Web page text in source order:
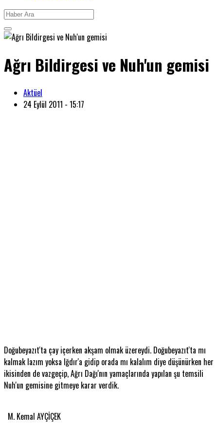
Ağrı Bildirgesi ve Nuh'un gemisi
Aktüel
24 Eylül 2011 - 15:17
Doğubeyazıt'ta çay içerken akşam olmak üzereydi. Doğubeyazıt'ta mı
kalmak lazım yoksa Iğdır'a gidip orada mı kalalım diye düşünürken her
ikisinden de vazgeçip, Ağrı Dağı'nın yamaçlarında yapılan şu temsili
Nuh'un gemisine gitmeye karar verdik.
M. Kemal AYÇİÇEK